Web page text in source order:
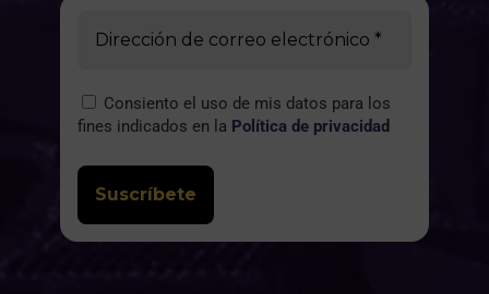
Consiento el uso de mis datos para los
fines indicados en la Política de privacidad